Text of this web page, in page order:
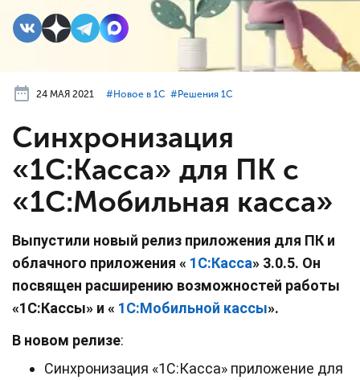
24 МАЯ 2021 #⁣Новое в 1С #⁣Решения 1С
Синхронизация
«1С:Касса» для ПК с
«1С:Мобильная касса»
Выпустили новый релиз приложения для ПК и
облачного приложения « 1С:Касса» 3.0.5. Он
посвящен расширению возможностей работы
«1С:Кассы» и « 1С:Мобильной кассы».
В новом релизе:
Синхронизация «1С:Касса» приложение для